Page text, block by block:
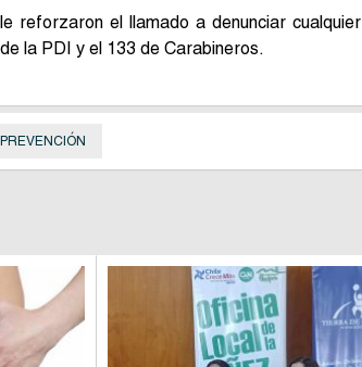
reforzaron el llamado a denunciar cualquier
la PDI y el 133 de Carabineros.
PREVENCIÓN